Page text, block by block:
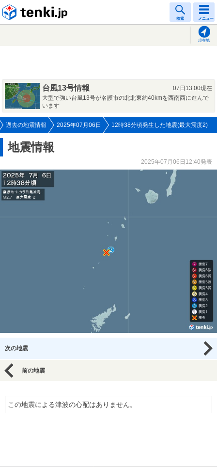
検索 メニュー
現在地
台風13号情報
07日13:00現在
大型で強い台風13号が名護市の北北東約40kmを西南西に進んで
います
過去の地震情報 2025年07月06日 12時38分頃発生した地震(最大震度2)
地震情報
2025年07月06日12:40発表
次の地震
前の地震
この地震による津波の心配はありません。